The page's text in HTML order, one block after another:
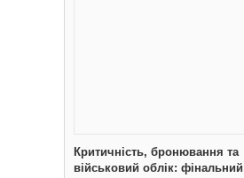
Критичність, бронювання та
військовий облік: фінальний